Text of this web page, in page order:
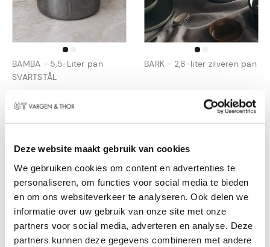
Deze website maakt gebruik van cookies
We gebruiken cookies om content en advertenties te
personaliseren, om functies voor social media te bieden
en om ons websiteverkeer te analyseren. Ook delen we
informatie over uw gebruik van onze site met onze
partners voor social media, adverteren en analyse. Deze
partners kunnen deze gegevens combineren met andere
BAMBA - 5,5-Liter pan
SVARTSTÅL
€149,95 €89,97
BARK - 2,8-liter zilveren pan
58,47
Combi deal